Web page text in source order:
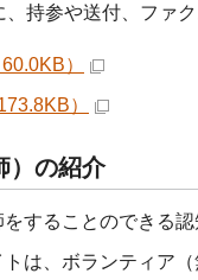
持参や送付、ファク
）
）
）の紹介
することのできる
は、ボランティア（